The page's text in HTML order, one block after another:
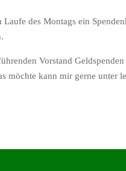
des Montags ein
Vorstand
möchte kann mir gerne unter